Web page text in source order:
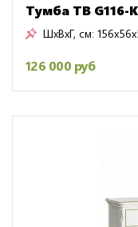
Тумба ТВ G116-
ШxВxГ, см:
126 000 руб